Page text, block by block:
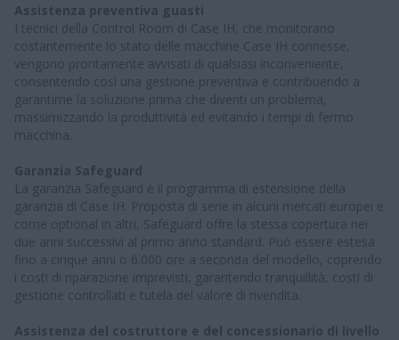
Assistenza preventiva guasti
I tecnici della Control Room di Case IH, che monitorano
costantemente lo stato delle macchine Case IH connesse,
vengono prontamente avvisati di qualsiasi inconveniente,
consentendo così una gestione preventiva e contribuendo a
garantirne la soluzione prima che diventi un problema,
massimizzando la produttività ed evitando i tempi di fermo
macchina.
Garanzia Safeguard
La garanzia Safeguard è il programma di estensione della
garanzia di Case IH. Proposta di serie in alcuni mercati europei e
come optional in altri, Safeguard offre la stessa copertura nei
due anni successivi al primo anno standard. Può essere estesa
fino a cinque anni o 6.000 ore a seconda del modello, coprendo
i costi di riparazione imprevisti, garantendo tranquillità, costi di
gestione controllati e tutela del valore di rivendita.
Assistenza del costruttore e del concessionario di livello